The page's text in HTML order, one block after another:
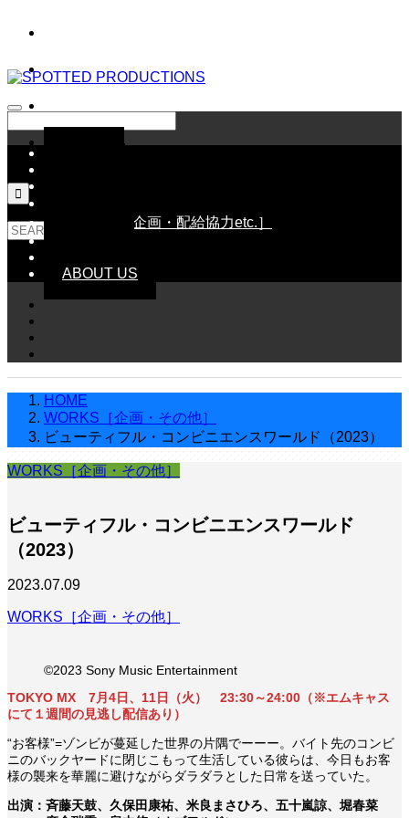

WORKS［企画・配給協力etc.］
ABOUT US
HOME
WORKS［企画・その他］
ビューティフル・コンビニエンスワールド（2023）
WORKS［企画・その他］
ビューティフル・コンビニエンスワールド
（2023）
2023.07.09
WORKS［企画・その他］
©️2023 Sony Music Entertainment
TOKYO MX 7月4日、11日（火） 23:30～24:00（※エムキャス
にて１週間の見逃し配信あり）
“お客様”=ゾンビが蔓延した世界の片隅でーーー。バイト先のコンビ
ニのバックヤードに閉じこもって生活している彼らは、今日もお客
様の襲来を華麗に避けながらダラダラとした日常を送っていた。
出演：斉藤天鼓、久保田康祐、米良まさひろ、五十嵐諒、堀春菜